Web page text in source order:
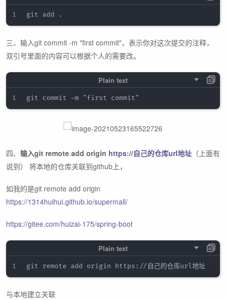
三、输入git commit -m "first commit"，表示你对这次提交的注释，
双引号里面的内容可以根据个人的需要改。
四、 输入git remote add origin https://自己的仓库url地址 （上面有
说到） 将本地的仓库关联到github上，
如我的是git remote add origin
https://1314huihui.github.io/supermall/
https://gitee.com/huizai-175/spring-boot
与本地建立关联